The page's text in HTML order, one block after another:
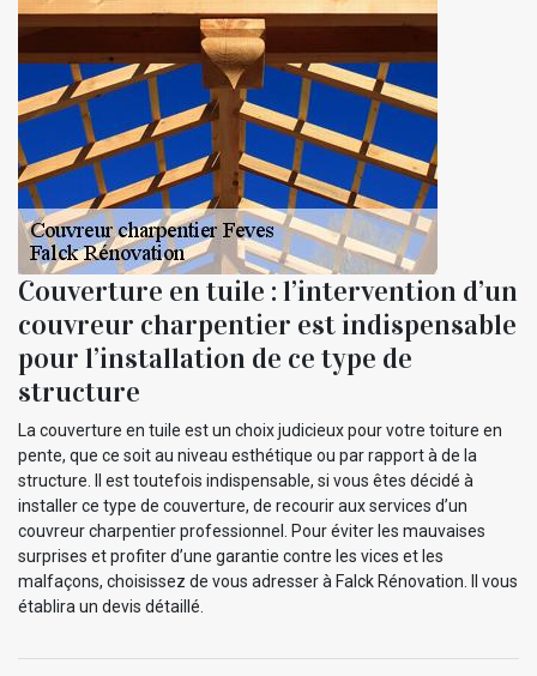
Couverture en tuile : l’intervention d’un
couvreur charpentier est indispensable
pour l’installation de ce type de
structure
La couverture en tuile est un choix judicieux pour votre toiture en
pente, que ce soit au niveau esthétique ou par rapport à de la
structure. Il est toutefois indispensable, si vous êtes décidé à
installer ce type de couverture, de recourir aux services d’un
couvreur charpentier professionnel. Pour éviter les mauvaises
surprises et profiter d’une garantie contre les vices et les
malfaçons, choisissez de vous adresser à Falck Rénovation. Il vous
établira un devis détaillé.